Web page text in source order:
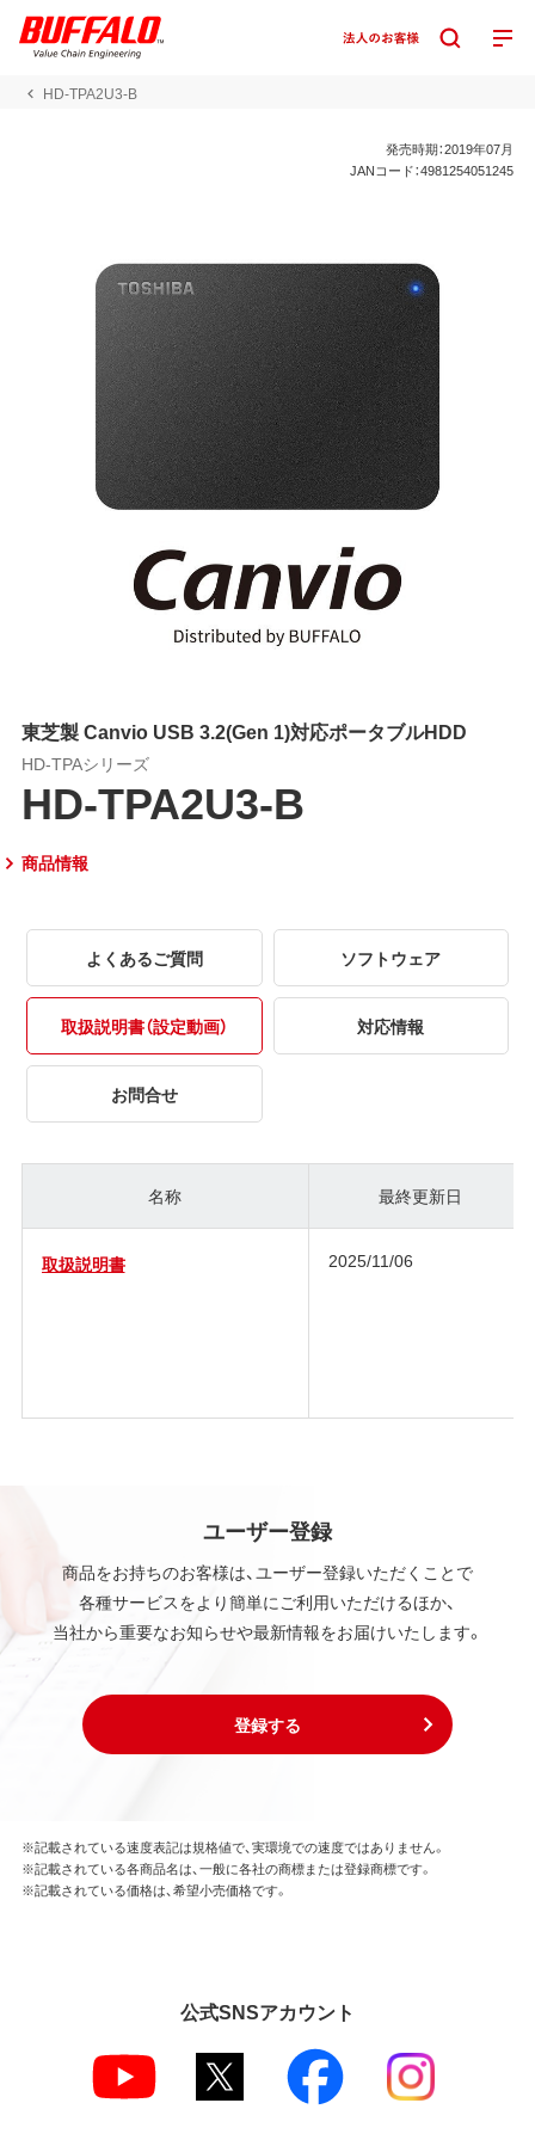
HD-TPA2U3-B
発売時期：2019年07月
JANコード：4981254051245
東芝製 Canvio USB 3.2(Gen 1)対応ポータブルHDD
HD-TPAシリーズ
HD-TPA2U3-B
商品情報
よくあるご質問 ソフトウェア
取扱説明書（設定動画） 対応情報
お問合せ
名称 最終更新日
取扱説明書 2025/11/06
ユーザー登録
商品をお持ちのお客様は、ユーザー登録いただくことで
各種サービスをより簡単にご利用いただけるほか、
当社から重要なお知らせや最新情報をお届けいたします。
登録する
※記載されている速度表記は規格値で、実環境での速度ではありません。
※記載されている各商品名は、一般に各社の商標または登録商標です。
※記載されている価格は、希望小売価格です。
公式SNSアカウント